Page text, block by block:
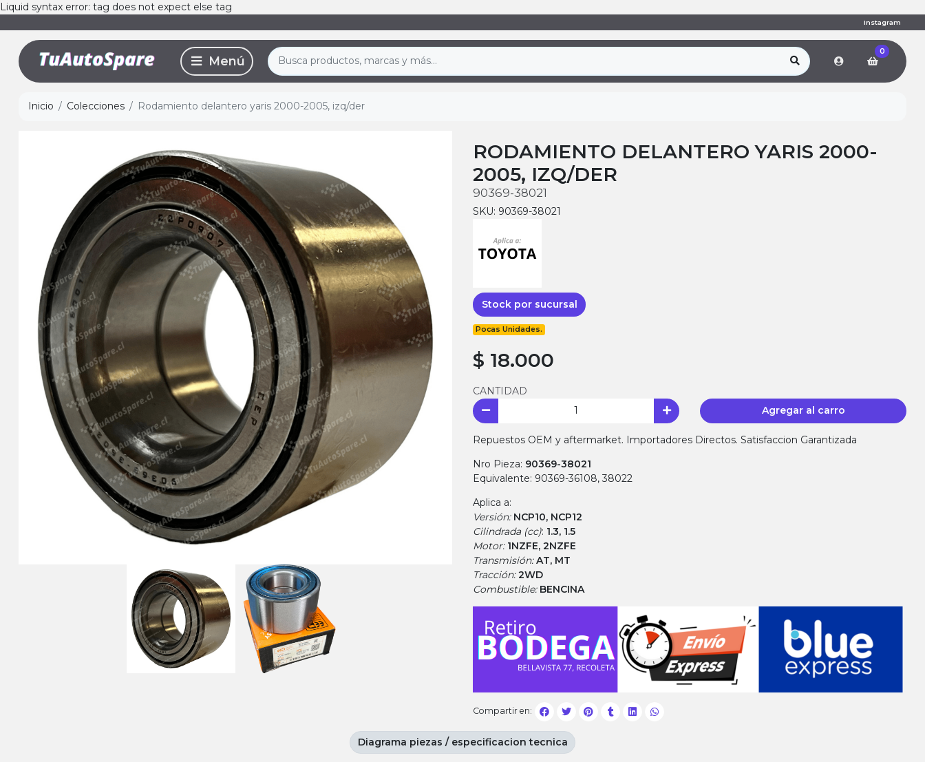
Liquid syntax error: tag does not expect else tag
Instagram
0
Inicio Colecciones Rodamiento delantero yaris 2000-2005, izq/der
RODAMIENTO DELANTERO YARIS 2000-
2005, IZQ/DER
90369-38021
SKU: 90369-38021
Stock por sucursal
Pocas Unidades.
$ 18.000
CANTIDAD
Agregar al carro
Repuestos OEM y aftermarket. Importadores Directos. Satisfaccion Garantizada
Nro Pieza: 90369-38021
Equivalente: 90369-36108, 38022
Aplica a:
Versión: NCP10, NCP12
Cilindrada (cc): 1.3, 1.5
Motor: 1NZFE, 2NZFE
Transmisión:AT, MT
Tracción:2WD
Combustible: BENCINA
Compartir en:
Diagrama piezas / especificacion tecnica